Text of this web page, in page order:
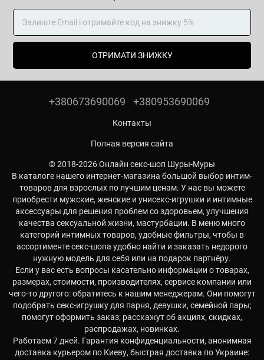
ОТРИМАТИ ЗНИЖКУ
+380673690069 +380953690069
Контакты
Полная версия сайта
© 2018-2026 Онлайн секс-шоп Шуры-Муры
В каталоге нашего интернет-магазина большой выбор интим-
товаров для взрослых по лучшим ценам. У нас вы можете
приобрести мужские, женские и унисекс-игрушки и интимные
аксессуары для решения проблем со здоровьем, улучшения
качества сексуальной жизни, мастурбации. В меню много
категорий интимных товаров, удобные фильтры, чтобы в
ассортименте секс-шопа удобно найти и заказать недорого
нужную модель для себя или на подарок партнёру.
Если у вас есть вопросы касательно информации о товарах,
размерах, стоимости, производителях, сервисе компании или
чего-то другого: обратитесь к нашим менеджерам. Они помогут
подобрать секс-игрушку для парня, девушки, семейной пары;
помогут оформить заказ; расскажут об акциях, скидках,
распродажах, новинках.
Работаем 7 дней. Гарантия конфиденциальности, анонимная
доставка курьером по Киеву, быстрая доставка по Украине: